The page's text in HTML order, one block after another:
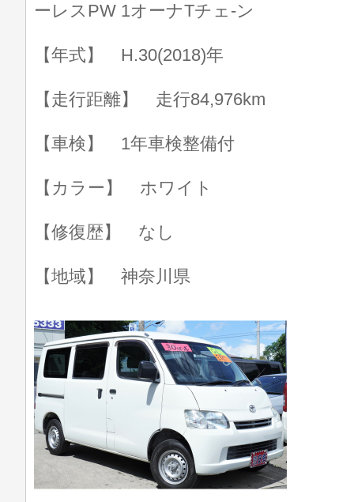
ーレスPW 1オーナTチェ-ン
【年式】 H.30(2018)年
【走行距離】 走行84,976km
【車検】 1年車検整備付
【カラー】 ホワイト
【修復歴】 なし
【地域】 神奈川県